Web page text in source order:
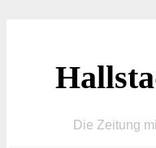
Die Zeitung